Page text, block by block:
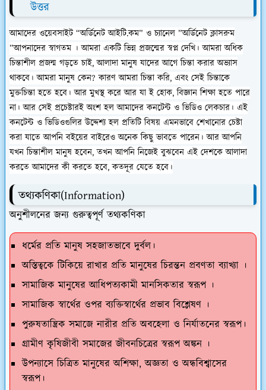
উত্তর
আমাদের ওয়েবসাইট “অর্ডিনেট আইটি.কম” ও চ্যানেল ”অর্ডিনেট ক্লাসরুম
”আপনাদের স্বাগতম ।আমরা একটি ভিন্ন প্রজন্মের স্বপ্ন দেখি। আমরা অধিক
চিন্তাশীল প্রজন্ম গড়তে চাই, আলাদা মানুষ যাদের আগে চিন্তা করার অভ্যাস
থাকবে। আমরা মানুষ কেন? কারণ আমরা চিন্তা করি, এবং সেই চিন্তাকে
মুক্তচিন্তা হতে হবে। আর মুখস্থ করে আর যা ই হোক, বিজ্ঞান শিক্ষা হতে পারে
না। আর সেই প্রচেষ্টারই অংশ হল আমাদের কনটেন্ট ও ভিডিও লেকচার। এই
কনটেন্ট ও ভিডিওগুলির উদ্দেশ্য হল প্রতিটি বিষয় এমনভাবে শেখানোর চেষ্টা
করা যাতে আপনি বইয়ের বাইরেও অনেক কিছু ভাবতে পারেন। আর আপনি
যখন চিন্তাশীল মানুষ হবেন, তখন আপনি নিজেই বুঝবেন এই দেশকে আলাদা
করতে আমাদের কী করতে হবে, কতদূর যেতে হবে।
তথ্যকণিকা(Information)
অনুশীলনের জন্য গুরুত্বপূর্ণ তথ্যকণিকা
ধর্মের প্রতি মানুষ সহজাতভাবে দুর্বল।
অস্তিত্বকে টিকিয়ে রাখার প্রতি মানুষের চিরন্তন প্রবণতা ব্যাখ্যা ।
সামাজিক মানুষের আধিপত্যকামী মানসিকতার স্বরূপ ।
সামাজিক স্বার্থের ওপর ব্যক্তিস্বার্থের প্রভাব বিশ্লেষণ ।
পুরুষতান্ত্রিক সমাজে নারীর প্রতি অবহেলা ও নির্যাতনের স্বরূপ।
গ্রামীণ কৃষিজীবী সমাজের জীবনচিত্রের স্বরূপ অঙ্কন ।
উপন্যাসে চিত্রিত মানুষের অশিক্ষা, অজ্ঞতা ও অন্ধবিশ্বাসের
স্বরূপ।